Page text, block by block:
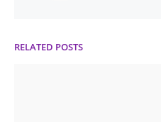
RELATED POSTS